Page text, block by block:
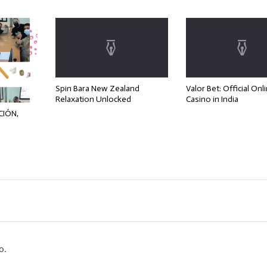
Spin Bara New Zealand
Relaxation Unlocked
Valor Bet: Official
Casino in India